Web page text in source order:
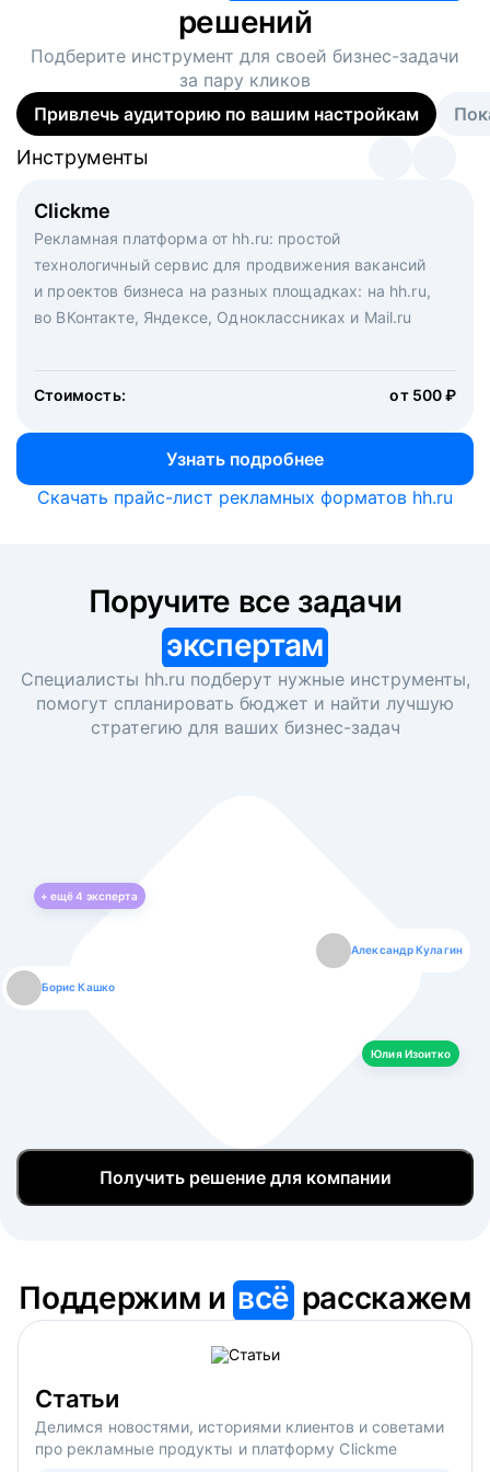
решений
Подберите инструмент для своей бизнес-задачи
за пару кликов
Привлечь аудиторию по вашим настройкам
Clickme
Рекламная платформа от hh.ru: простой
технологичный сервис для продвижения вакансий
и проектов бизнеса на разных площадках: на hh.ru,
во ВКонтакте, Яндексе, Одноклассниках и Mail.ru
Стоимость: от 500 ₽
Узнать подробнее
Инструменты
Вакансия дня
Рекламный формат для вакансий на главной странице
hh.ru. Увеличивает количество откликов
Инструменты
Массовый подбор под ключ. Решите, сколько
кандидатов и когда вам нужно, и за дело возьмутся
маркетологи, рекрутеры и проектные менеджеры
hh.ru с целым набором digital-инструментов
Инструменты
Скачать прайс-лист рекламных форматов hh.ru
экспертам
Специалисты hh.ru подберут нужные инструменты,
помогут спланировать бюджет и найти лучшую
стратегию для ваших бизнес-задач
+ ещё4 эксперта
Борис Кашко
Александр Кулагин
Юлия Изоитко
Юлия Изоитко
Даниил Макаров
Александр Кулагин
Екатерина Лазаренко
Даниил Макаров
Борис Кашко
Екатерина Лазаренко
Юлия Изоитко
Получить решение для компании
Поддержим ивсё расскажем
Статьи
Делимся новостями, историями клиентов и советами
про рекламные продукты и платформу Clickme